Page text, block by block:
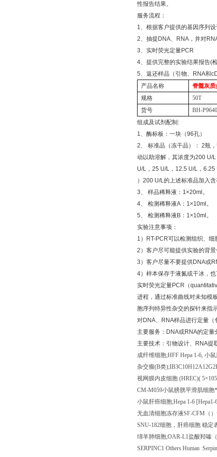
性报告结果。
服务流程：
1、根据客户提供的基因序列
2、抽提 DNA、 RNA ，并对
3、实时荧光定量PCR
4、提供完整的实验结果报告(
5、返还样品（引物、 RNA和
产品名称
脊髓灰质
规格
50T
货号
BH-
组成及试剂配制 :
1、酶标板：一块（96孔）
2、 标准品（冻干品）： 2瓶
动以助溶解，其浓度为200 U/L
U/L ， 25 U/L ， 12.5 U/L ， 6.25
） 200 U/L的上述标准品加入
3、 样品稀释液： 1×20ml 。
4、 检测稀释液A ： 1×10ml 。
5、 检测稀释液 B ： 1×10ml 。
实验注意事项：
1 ） RT-PCR可以检测组织、细
2 ）客户尽可能提供实验的背
3 ）客户尽量不要提供DNA或
4）样本保存于液氮或干冰，
实时荧光定量PCR （
进程，通过标准曲线对未知模
胞序列特异性杂交的探针来指
对DNA、 RNA样品进行定量（
主要服务： DNA或RNA的定量
主要技术：引物设计、
RNA提
成纤维细胞;HFF Hepa 1-6, 小
杂交瘤(B类
视网膜内皮细胞 (HREC)( 5×
CM-M059小鼠膀胱平滑肌细胞
小鼠肝癌细胞;Hepa 1-6
无血清细胞冻存液SF-CFM （
SNU-182细胞，肝癌细胞 稳定
绵羊肺细胞;OAR-L1盐酸羟嗪
SERPINC1 Others Human